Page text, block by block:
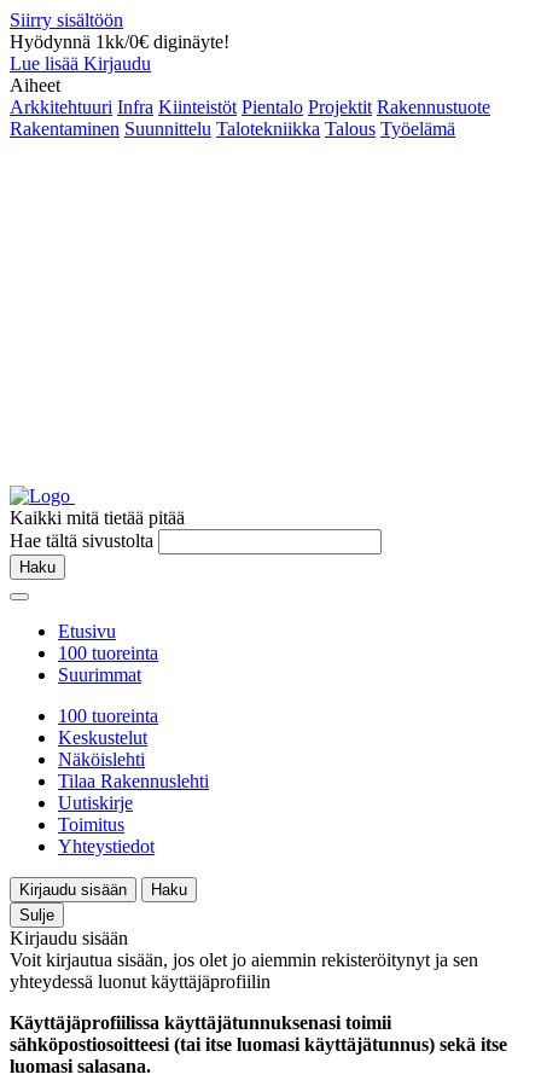
Siirry sisältöön
Hyödynnä 1kk/0€ diginäyte!
Lue lisää Kirjaudu
Aiheet
Arkkitehtuuri Infra Kiinteistöt Pientalo Projektit Rakennustuote
Rakentaminen Suunnittelu Talotekniikka Talous Työelämä
Kaikki mitä tietää pitää
Hae tältä sivustolta
Haku
Etusivu
100 tuoreinta
Suurimmat
100 tuoreinta
Keskustelut
Näköislehti
Tilaa Rakennuslehti
Uutiskirje
Toimitus
Yhteystiedot
Kirjaudu sisään
Haku
Sulje
Kirjaudu sisään
Voit kirjautua sisään, jos olet jo aiemmin rekisteröitynyt ja sen
yhteydessä luonut käyttäjäprofiilin
Käyttäjäprofiilissa käyttäjätunnuksenasi toimii
sähköpostiosoitteesi (tai itse luomasi käyttäjätunnus) sekä itse
luomasi salasana.